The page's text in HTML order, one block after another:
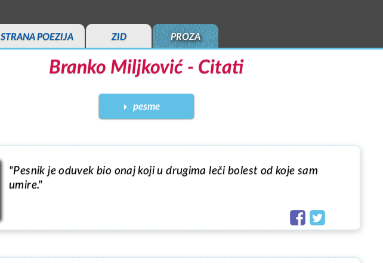
STRANA POEZIJA ZID PROZA
Branko Miljković - Citati
pesme
"Pesnik je oduvek bio onaj koji u drugima leči bolest od koje sam
umire."